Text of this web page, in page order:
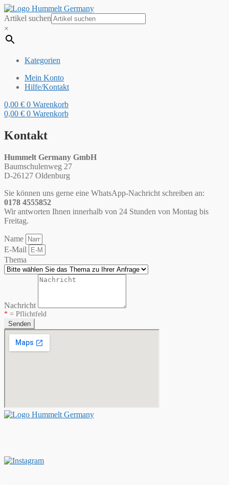
Artikel suchen
×
Kategorien
Mein Konto
Hilfe/Kontakt
0,00 € 0 Warenkorb
0,00 € 0 Warenkorb
Kontakt
Hummelt Germany GmbH
Baumschulenweg 27
D-26127 Oldenburg
Sie können uns gerne eine WhatsApp-Nachricht schreiben an:
0178 4555852
Wir antworten Ihnen innerhalb von 24 Stunden von Montag bis
Freitag.
Name
E-Mail
Thema
Nachricht
* = Pflichtfeld
Senden